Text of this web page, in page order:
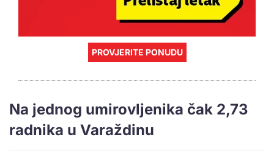
PROVJERITE PONUDU
Na jednog umirovljenika čak 2,73
radnika u Varaždinu